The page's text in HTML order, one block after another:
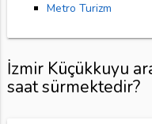
Metro Turizm
İzmir Küçükkuyu
saat sürmektedir?